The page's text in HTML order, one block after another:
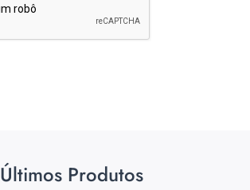
Últimos Produtos